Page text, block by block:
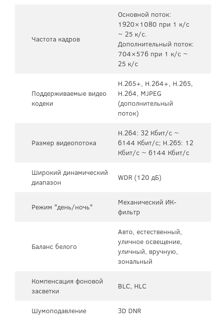
Частота кадров
Основной поток:
1920×1080 при 1 к/c
~ 25 к/c.
Дополнительный поток:
704×576 при 1 к/c ~
25 к/c
Поддерживаемые видео
кодеки
H.265+, H.264+, H.265,
H.264, MJPEG
(дополнительный
поток)
Размер видеопотока
H.264: 32 Кбит/с ~
6144 Кбит/с; H.265: 12
Кбит/с ~ 6144 Кбит/с
Широкий динамический
диапазон
WDR (120 дБ)
Режим "день/ночь"
Механический ИК-
фильтр
Баланс белого
Авто, естественный,
уличное освещение,
уличный, вручную,
зональный
Компенсация фоновой
засветки
BLC, HLC
Шумоподавление 3D DNR